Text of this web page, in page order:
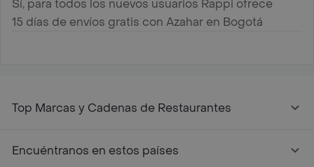
Sí, para todos los nuevos usuarios Rappi ofrece
15 días de envíos gratis con Azahar en Bogotá
Top Marcas y Cadenas de Restaurantes
Encuéntranos en estos países